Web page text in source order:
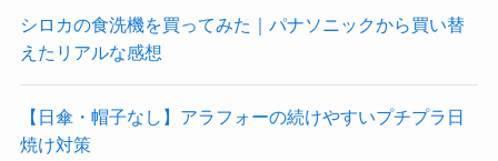
シロカの食洗機を買ってみた｜パナソニックから買い替
えたリアルな感想
【日傘・帽子なし】アラフォーの続けやすいプチプラ日
焼け対策